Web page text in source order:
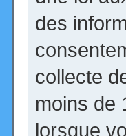
des
collecte
moins de
lorsque